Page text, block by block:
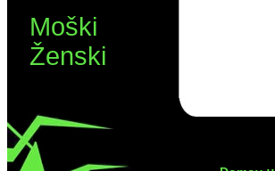
Moški
Ženski